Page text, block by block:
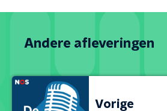
Andere afleveringen
Vorige